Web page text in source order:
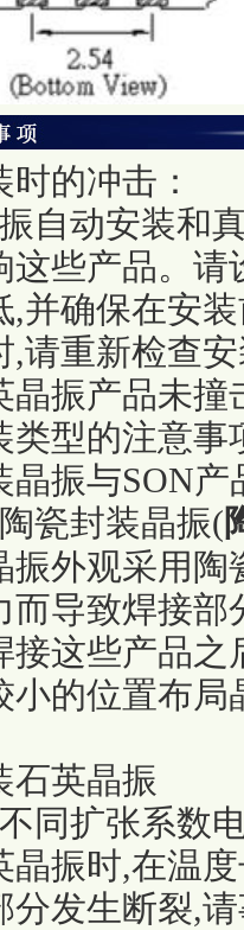
时的冲击：
自动安装和
这些产品。
,并确保在安
,请重新检查
晶振产品未
类型的注意事
晶振与SON产
瓷封装晶振(
振外观采用
而导致焊接
接这些产品
小的位置布
石英晶振
同扩张系数
晶振时,在温
分发生断裂,